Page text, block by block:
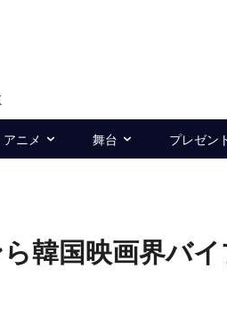
アニメ 舞台 プレゼン
韓国映画界バ